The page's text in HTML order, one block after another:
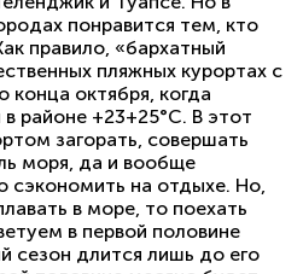
понравится тем, кто
правило, «бархатный
пляжных курортах с
конца октября, когда
районе +23+25°С. В этот
загорать, совершать
моря, да и вообще
сэкономить на отдыхе. Но,
в море, то поехать
в первой половине
сезон длится лишь до его